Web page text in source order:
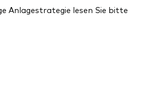
Anlagestrategie lesen Sie bitte